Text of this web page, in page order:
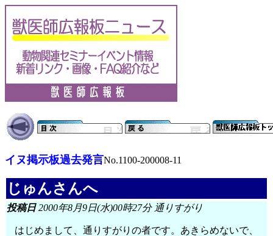
イヌ掲示板過去発言No.1100-200008-11
じゅんさんへ
投稿日2000年8月9日(水)00時27分 通りすがり
はじめまして、通りすがりの者です。あきらめないで、